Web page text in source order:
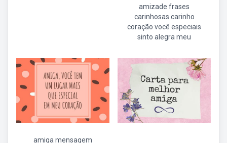
amizade frases
carinhosas carinho
coração você especiais
sinto alegra meu
amiga mensagem